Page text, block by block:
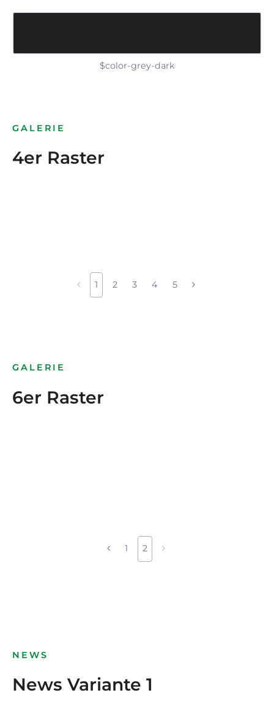
$color-grey-dark
GALERIE
4er Raster
1 2 3 4 5
GALERIE
6er Raster
1 2
NEWS
News Variante 1